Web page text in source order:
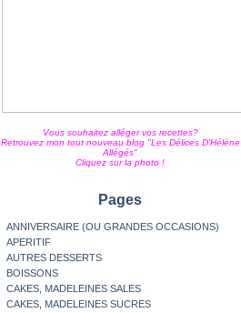
Vous souhaitez alléger vos recettes?
Retrouvez mon tout nouveau blog "Les Délices D'Hélène
Allégés"
Cliquez sur la photo !
Pages
ANNIVERSAIRE (OU GRANDES OCCASIONS)
APERITIF
AUTRES DESSERTS
BOISSONS
CAKES, MADELEINES SALES
CAKES, MADELEINES SUCRES